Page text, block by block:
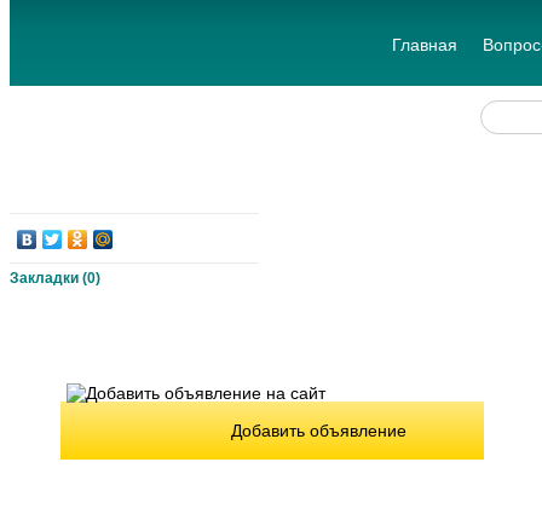
Главная
Закладки (0)
Добавить объявление